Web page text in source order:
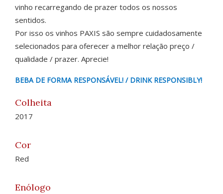
vinho recarregando de prazer todos os nossos
sentidos.
Por isso os vinhos PAXIS são sempre cuidadosamente
selecionados para oferecer a melhor relação preço /
qualidade / prazer. Aprecie!
BEBA DE FORMA RESPONSÁVEL! / DRINK RESPONSIBLY!
Colheita
2017
Cor
Red
Enólogo